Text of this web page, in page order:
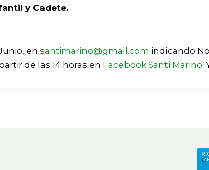
y Cadete.
en santimarino@gmail.com indicando
de las 14 horas en Facebook Santi Marino.